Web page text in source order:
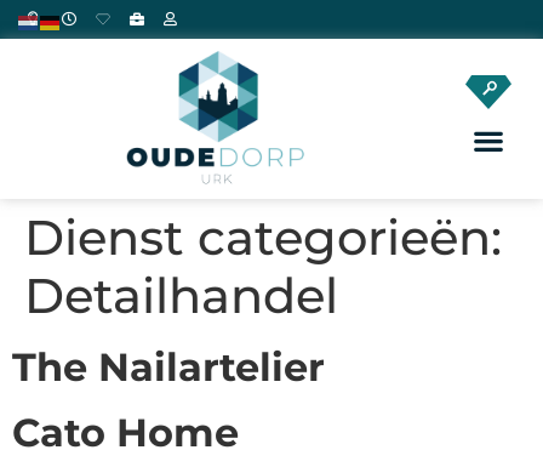
Dienst categorieën:
Detailhandel
The Nailartelier
Cato Home